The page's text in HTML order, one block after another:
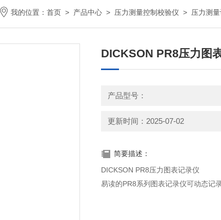
我的位置： 首页 > 产品中心 > 压力测量控制校验仪 > 压力测
DICKSON PR8压力图
产品型号：
更新时间：2025-07-02
简要描述：
DICKSON PR8压力图表记录仪
易读的PR8系列图表记录仪可动态记